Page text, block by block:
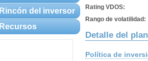
Rincón del inversor
Recursos
Rating VDOS:
Rango de volatilidad:
Detalle del plan
Política de